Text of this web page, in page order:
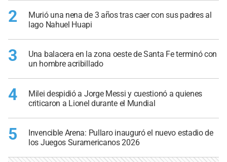
2
Murió una nena de 3 años tras caer con sus padres al
lago Nahuel Huapi
3
Una balacera en la zona oeste de Santa Fe terminó con
un hombre acribillado
4
Milei despidió a Jorge Messi y cuestionó a quienes
criticaron a Lionel durante el Mundial
5
Invencible Arena: Pullaro inauguró el nuevo estadio de
los Juegos Suramericanos 2026